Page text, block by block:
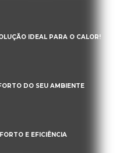
IDEAL PARA O CALOR!
DO SEU AMBIENTE
E EFICIÊNCIA